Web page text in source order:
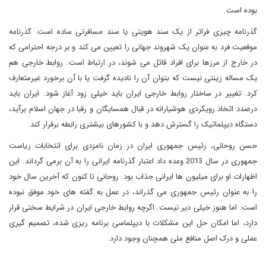
بوده است.
گذرنامه چیزی فراتر از یک سند هویتی یا سند مسافرتی ساده است. گذرنامه
موقعیت فرد به عنوان یک شهروند جهانی را تعیین می کند و بر درجه احترامی که
در خارج از مرزها برای افراد قائل می شوند، در ارتباط است. روابط خارجی هم
یک مساله زینتی نیست که بتوان آن را نادیده گرفت یا با آن برخورد غیرمتعارف
کرد. تغییر در ساختار روابط خارجی ایران باید خیلی زود آغاز شود. ایران باید
درصدد اتخاذ رویکردی هوشیارانه در قبال همسایگان و رقبا در جهان اسلام برآید،
دستگاه دیپلماتیک را گسترش دهد و با کشورهای بیشتری رابطه برقرار کند.
حسن روحانی، رئیس جمهوری ایران در زمان نامزدی برای انتخابات ریاست
جمهوری در سال 2013 وعده داد اعتبار گذرنامه ایرانی را به آن برمی گرداند. این
اظهارات او برای میلیون ها ایرانی جذاب بود. روحانی تا کنون که آخرین سال خود
را به عنوان رئیس جمهوری می گذراند، در عمل به گفته های خود موفق نبوده
است. اما هنوز خیلی دیر نیست. اگرچه روابط خارجی ایران در شرایط سختی قرار
دارد، اما امکان حل این مشکلات با دیپلماسی برنامه ریزی شده، تصمیم گیری
عملی و درک اصل منافع ملی همچنان وجود دارد.